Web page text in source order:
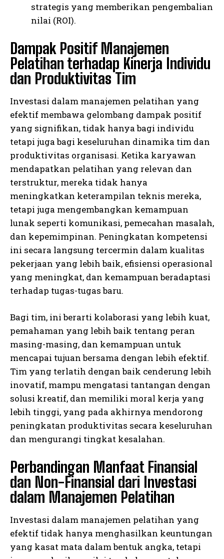
I WANT IN
I've read and accept thePrivacy Policy
strategis yang memberikan pengembalian
nilai (ROI).
Dampak Positif Manajemen
Pelatihan terhadap Kinerja Individu
dan Produktivitas Tim
Investasi dalam manajemen pelatihan yang
efektif membawa gelombang dampak positif
yang signifikan, tidak hanya bagi individu
tetapi juga bagi keseluruhan dinamika tim dan
produktivitas organisasi. Ketika karyawan
mendapatkan pelatihan yang relevan dan
terstruktur, mereka tidak hanya
meningkatkan keterampilan teknis mereka,
tetapi juga mengembangkan kemampuan
lunak seperti komunikasi, pemecahan masalah,
dan kepemimpinan. Peningkatan kompetensi
ini secara langsung tercermin dalam kualitas
pekerjaan yang lebih baik, efisiensi operasional
yang meningkat, dan kemampuan beradaptasi
terhadap tugas-tugas baru.
Bagi tim, ini berarti kolaborasi yang lebih kuat,
pemahaman yang lebih baik tentang peran
masing-masing, dan kemampuan untuk
mencapai tujuan bersama dengan lebih efektif.
Tim yang terlatih dengan baik cenderung lebih
inovatif, mampu mengatasi tantangan dengan
solusi kreatif, dan memiliki moral kerja yang
lebih tinggi, yang pada akhirnya mendorong
peningkatan produktivitas secara keseluruhan
dan mengurangi tingkat kesalahan.
Perbandingan Manfaat Finansial
dan Non-Finansial dari Investasi
dalam Manajemen Pelatihan
Investasi dalam manajemen pelatihan yang
efektif tidak hanya menghasilkan keuntungan
yang kasat mata dalam bentuk angka, tetapi